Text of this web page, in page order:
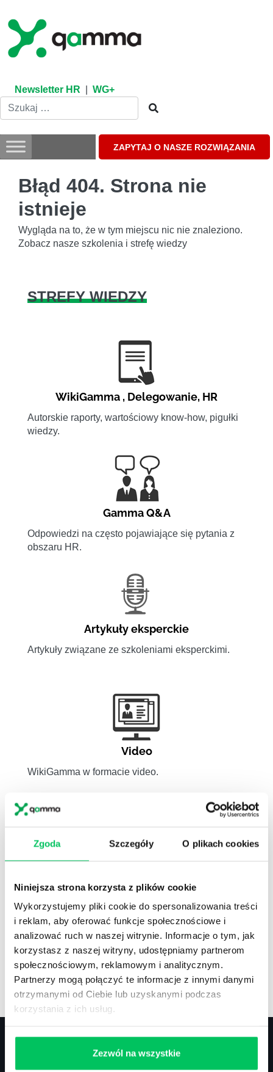
Zgoda Szczegóły O plikach cookies
Niniejsza strona korzysta z plików cookie
Wykorzystujemy pliki cookie do spersonalizowania treści
i reklam, aby oferować funkcje społecznościowe i
analizować ruch w naszej witrynie. Informacje o tym, jak
korzystasz z naszej witryny, udostępniamy partnerom
społecznościowym, reklamowym i analitycznym.
Partnerzy mogą połączyć te informacje z innymi danymi
otrzymanymi od Ciebie lub uzyskanymi podczas
korzystania z ich usług.
Zezwól na wszystkie
content
Newsletter HR WG+
ZAPYTAJ O NASZE ROZWIĄZANIA
Błąd 404. Strona nie
istnieje
Wygląda na to, że w tym miejscu nic nie znaleziono.
Zobacz nasze szkolenia i strefę wiedzy
STREFY WIEDZY
WikiGamma , Delegowanie, HR
Autorskie raporty, wartościowy know-how, pigułki
wiedzy.
Gamma Q&A
Odpowiedzi na często pojawiające się pytania z
obszaru HR.
Artykuły eksperckie
Artykuły związane ze szkoleniami eksperckimi.
Video
WikiGamma w formacie video.
zawodów.
Artykuły,Artykuły cd.,Prawo
Standardowe informacje z obszaru szkoleń.